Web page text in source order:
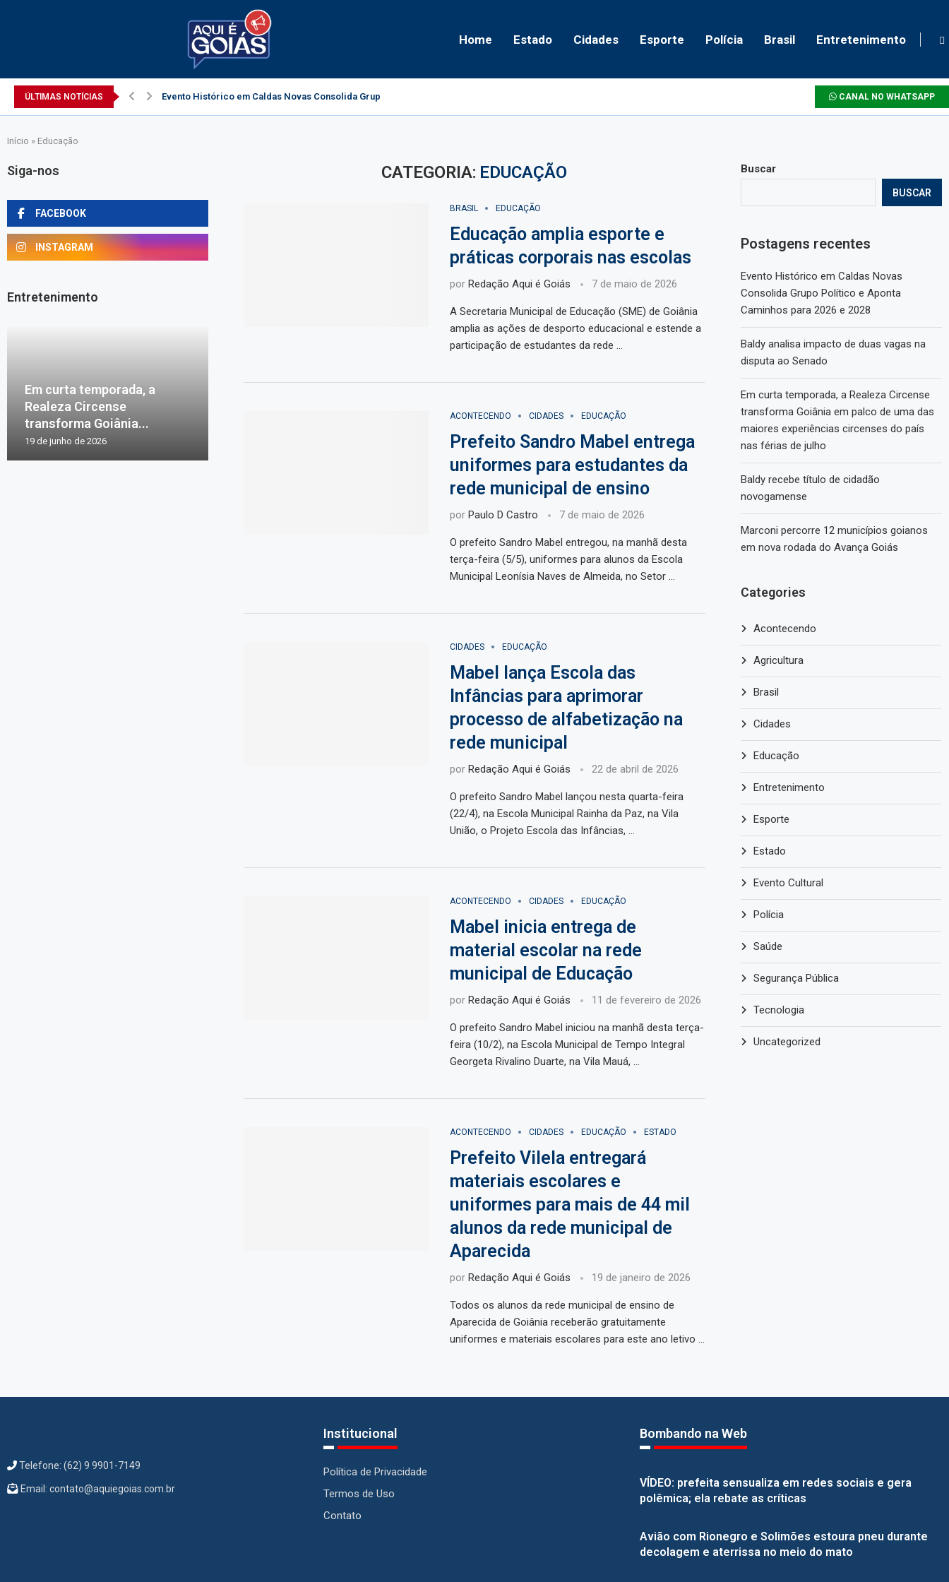
Home Estado Cidades Esporte Polícia Brasil Entretenimento
ÚLTIMAS NOTÍCIAS Evento Histórico em Caldas Novas Consolida Grupo Político e Aponta Caminhos... CANAL NO WHATSAPP
Início » Educação
CATEGORIA: EDUCAÇÃO
BRASIL EDUCAÇÃO
Educação amplia esporte e
práticas corporais nas escolas
por Redação Aqui é Goiás 7 de maio de 2026
A Secretaria Municipal de Educação (SME) de Goiânia
amplia as ações de desporto educacional e estende a
participação de estudantes da rede …
ACONTECENDO CIDADES EDUCAÇÃO
Prefeito Sandro Mabel entrega
uniformes para estudantes da
rede municipal de ensino
por Paulo D Castro 7 de maio de 2026
O prefeito Sandro Mabel entregou, na manhã desta
terça-feira (5/5), uniformes para alunos da Escola
Municipal Leonísia Naves de Almeida, no Setor …
CIDADES EDUCAÇÃO
Mabel lança Escola das
Infâncias para aprimorar
processo de alfabetização na
rede municipal
por Redação Aqui é Goiás 22 de abril de 2026
O prefeito Sandro Mabel lançou nesta quarta-feira
(22/4), na Escola Municipal Rainha da Paz, na Vila
União, o Projeto Escola das Infâncias, …
ACONTECENDO CIDADES EDUCAÇÃO
Mabel inicia entrega de
material escolar na rede
municipal de Educação
por Redação Aqui é Goiás 11 de fevereiro de 2026
O prefeito Sandro Mabel iniciou na manhã desta terça-
feira (10/2), na Escola Municipal de Tempo Integral
Georgeta Rivalino Duarte, na Vila Mauá, …
ACONTECENDO CIDADES EDUCAÇÃO ESTADO
Prefeito Vilela entregará
materiais escolares e
uniformes para mais de 44 mil
alunos da rede municipal de
Aparecida
por Redação Aqui é Goiás 19 de janeiro de 2026
Todos os alunos da rede municipal de ensino de
Aparecida de Goiânia receberão gratuitamente
uniformes e materiais escolares para este ano letivo …
Buscar
BUSCAR
Postagens recentes
Evento Histórico em Caldas Novas
Consolida Grupo Político e Aponta
Caminhos para 2026 e 2028
Baldy analisa impacto de duas vagas na
disputa ao Senado
Em curta temporada, a Realeza Circense
transforma Goiânia em palco de uma das
maiores experiências circenses do país
nas férias de julho
Baldy recebe título de cidadão
novogamense
Marconi percorre 12 municípios goianos
em nova rodada do Avança Goiás
Categories
Acontecendo
Agricultura
Brasil
Cidades
Educação
Entretenimento
Esporte
Estado
Evento Cultural
Polícia
Saúde
Segurança Pública
Tecnologia
Uncategorized
Siga-nos
FACEBOOK
INSTAGRAM
Entretenimento
Em curta temporada, a
Realeza Circense
transforma Goiânia...
19 de junho de 2026
Telefone: (62) 9 9901-7149
Email: contato@aquiegoias.com.br
Institucional
Política de Privacidade
Termos de Uso
Contato
Bombando na Web
VÍDEO: prefeita sensualiza em redes sociais e gera
polêmica; ela rebate as críticas
Avião com Rionegro e Solimões estoura pneu durante
decolagem e aterrissa no meio do mato